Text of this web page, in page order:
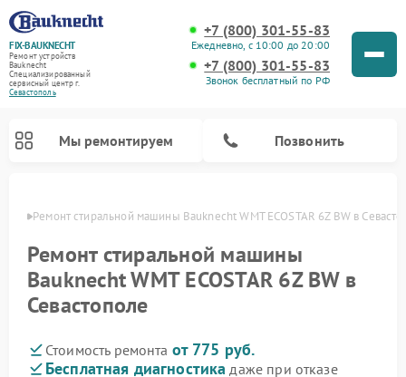
FIX-BAUKNECHT
Ремонт устройств
Bauknecht
Специализированный
cервисный центр г.
Севастополь
+7 (800) 301-55-83
Ежедневно, с 10:00 до 20:00
+7 (800) 301-55-83
Звонок бесплатный по РФ
Мы ремонтируем Позвонить
Ремонт стиральной машины Bauknecht WMT ECOSTAR 6Z BW в
Ремонт стиральной машины
Bauknecht WMT ECOSTAR 6Z BW в
Севастополе
Стоимость ремонта от 775 руб.
Бесплатная диагностика даже при отказе